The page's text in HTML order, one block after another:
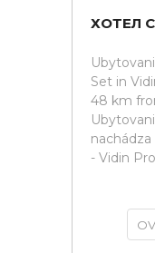
ХОТЕЛ
Set in
48 km
- Vidin